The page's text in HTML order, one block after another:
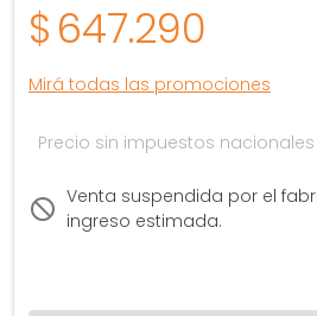
$647.290
Mirá todas las promociones
Precio sin impuestos nacionales
Venta suspendida por el
ingreso estimada.